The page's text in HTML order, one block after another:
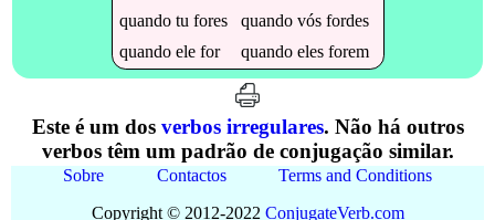
quandotufores quandovósfordes
quandoelefor quandoelesforem
Este é um dos verbos irregulares. Não há outros
verbos têm um padrão de conjugação similar.
Sobre Contactos
Terms and Conditions
Copyright © 2012-2022 ConjugateVerb.com